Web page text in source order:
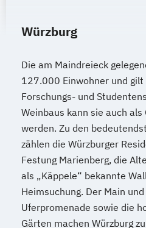
Würzburg
Die am Maindreieck
127.000 Einwohner und
Forschungs- und
Weinbaus kann sie auch
werden. Zu den
zählen die Würzburger
Festung Marienberg, die
als „Käppele“ bekannte
Heimsuchung. Der Main
Uferpromenade sowie die
Gärten machen Würzburg